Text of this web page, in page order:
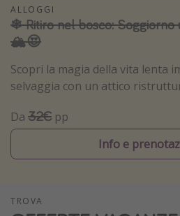
Malta
Canarie
Tipo di vacanza
Vacanze last minute
Vacanze all inclusive
Last minute capodanno
ALLOGGI
❄ Ritiro nel bosco: Soggiorno
🏔️😍
Scopri la magia della vita lenta
selvaggia con un attico
Da 32€ pp
Info e
TROVA